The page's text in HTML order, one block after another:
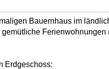
Bauernhaus im
Ferienwohnungen
Erdgeschoss: